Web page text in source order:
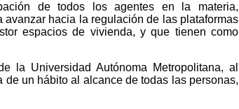
de todos los agentes en la materia,
hacia la regulación de las plataformas
espacios de vivienda, y que tienen como
la Universidad Autónoma Metropolitana, al
un hábito al alcance de todas las personas,